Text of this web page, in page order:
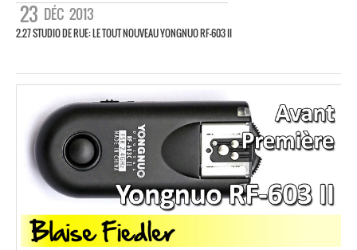
23 DÉC 2013
2.27 STUDIO DE RUE: LE TOUT NOUVEAU YONGNUO RF-603 II